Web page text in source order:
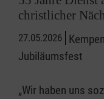
christlicher
27.05.2026
Jubiläumsfest
„Wir haben uns